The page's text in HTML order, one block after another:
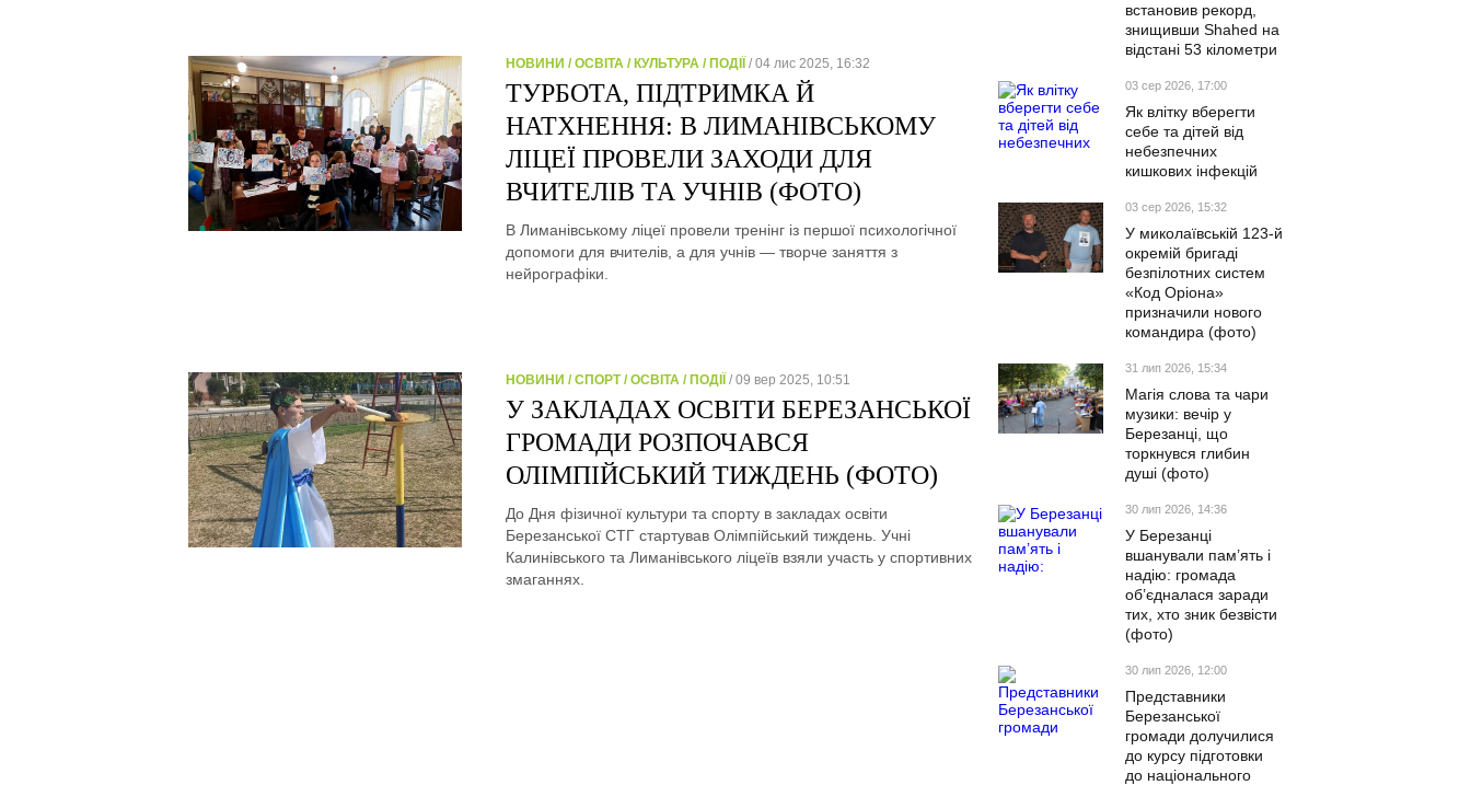
НОВИНИ / ОСВІТА / КУЛЬТУРА / ПОДІЇ / 04 лис 2025, 16:32
ТУРБОТА, ПІДТРИМКА Й
НАТХНЕННЯ: В ЛИМАНІВСЬКОМУ
ЛІЦЕЇ ПРОВЕЛИ ЗАХОДИ ДЛЯ
ВЧИТЕЛІВ ТА УЧНІВ (ФОТО)
В Лиманівському ліцеї провели тренінг із першої психологічної
допомоги для вчителів, а для учнів — творче заняття з
нейрографіки.
НОВИНИ / СПОРТ / ОСВІТА / ПОДІЇ / 09 вер 2025, 10:51
У ЗАКЛАДАХ ОСВІТИ БЕРЕЗАНСЬКОЇ
ГРОМАДИ РОЗПОЧАВСЯ
ОЛІМПІЙСЬКИЙ ТИЖДЕНЬ (ФОТО)
До Дня фізичної культури та спорту в закладах освіти
Березанської СТГ стартував Олімпійський тиждень. Учні
Калинівського та Лиманівського ліцеїв взяли участь у спортивних
змаганнях.
встановив рекорд,
знищивши Shahed на
відстані 53 кілометри
03 сер 2026, 17:00
Як влітку вберегти
себе та дітей від
небезпечних
кишкових інфекцій
03 сер 2026, 15:32
У миколаївській 123-й
окремій бригаді
безпілотних систем
«Код Оріона»
призначили нового
командира (фото)
31 лип 2026, 15:34
Магія слова та чари
музики: вечір у
Березанці, що
торкнувся глибин
душі (фото)
30 лип 2026, 14:36
У Березанці
вшанували пам’ять і
надію: громада
об’єдналася заради
тих, хто зник безвісти
(фото)
30 лип 2026, 12:00
Представники
Березанської
громади долучилися
до курсу підготовки
до національного